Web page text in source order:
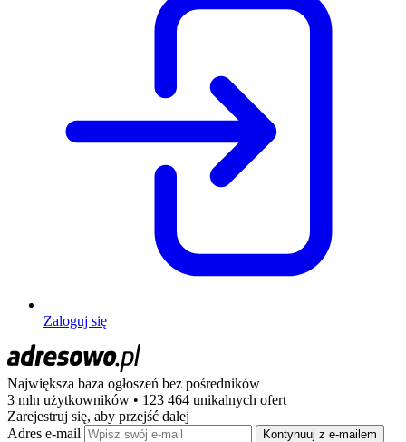
Zaloguj się
Największa baza ogłoszeń bez pośredników
3 mln użytkowników • 123 464 unikalnych ofert
Zarejestruj się, aby przejść dalej
Adres e-mail
Kontynuuj z e-mailem